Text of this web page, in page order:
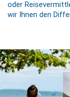
oder
wir Ihnen den